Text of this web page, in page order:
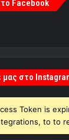
Facebook
στο
Token is
to to